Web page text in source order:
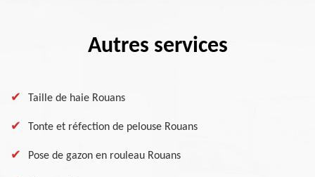
Autres services
Taille de haie Rouans
Tonte et réfection de pelouse Rouans
Pose de gazon en rouleau Rouans